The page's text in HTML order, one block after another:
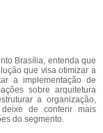
Brasília, entenda que
que visa otimizar a
a implementação de
sobre arquitetura
a organização,
de conferir mais
do segmento.